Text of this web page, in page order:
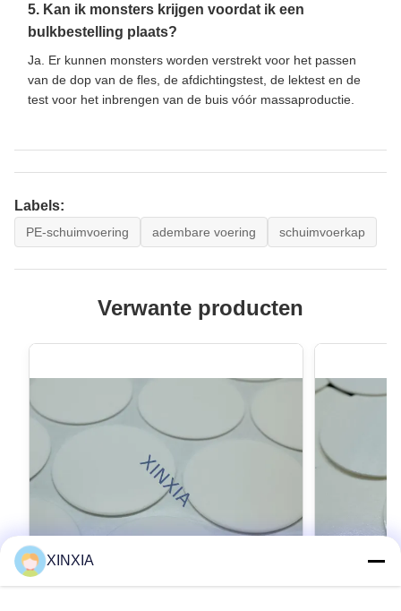
5. Kan ik monsters krijgen voordat ik een
bulkbestelling plaats?
Ja. Er kunnen monsters worden verstrekt voor het passen
van de dop van de fles, de afdichtingstest, de lektest en de
test voor het inbrengen van de buis vóór massaproductie.
Labels:
PE-schuimvoering adembare voering schuimvoerkap
Verwante producten
XINXIA